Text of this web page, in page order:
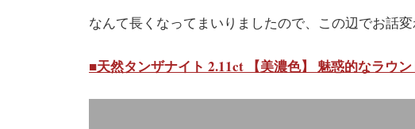
なんて長くなってまいりましたので、この辺でお話
■天然タンザナイト 2.11ct 【美濃色】 魅惑的なラウン